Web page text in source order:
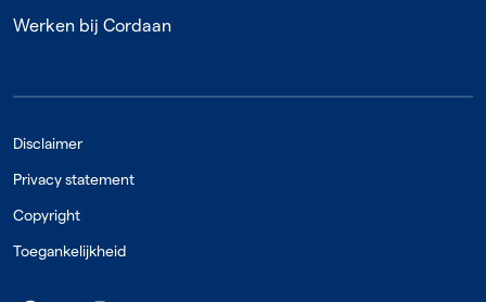
Werken bij Cordaan
Disclaimer
Privacy statement
Copyright
Toegankelijkheid
Volg ons op social media